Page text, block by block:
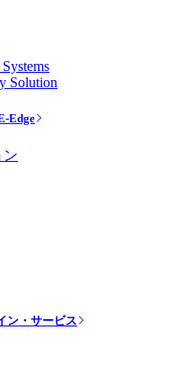
Solution
Edge
ン
ン・サービス